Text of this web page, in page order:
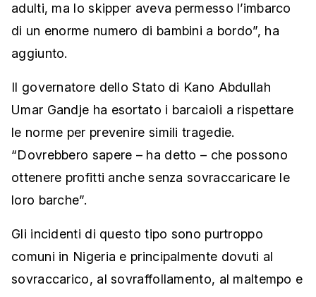
adulti, ma lo skipper aveva permesso l’imbarco
di un enorme numero di bambini a bordo”, ha
aggiunto.
Il governatore dello Stato di Kano Abdullah
Umar Gandje ha esortato i barcaioli a rispettare
le norme per prevenire simili tragedie.
“Dovrebbero sapere – ha detto – che possono
ottenere profitti anche senza sovraccaricare le
loro barche”.
Gli incidenti di questo tipo sono purtroppo
comuni in Nigeria e principalmente dovuti al
sovraccarico, al sovraffollamento, al maltempo e